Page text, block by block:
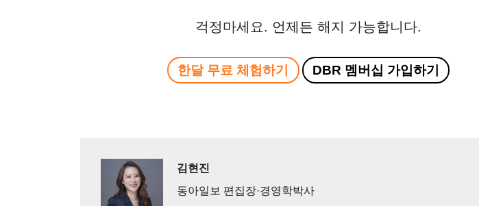
걱정마세요. 언제든 해지 가능합니다.
한달 무료 체험하기 DBR 멤버십 가입하기
김현진
동아일보 편집장·경영학박사